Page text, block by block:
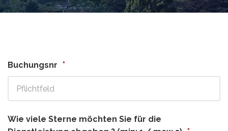
Buchungsnr *
Wie viele Sterne möchten Sie für die